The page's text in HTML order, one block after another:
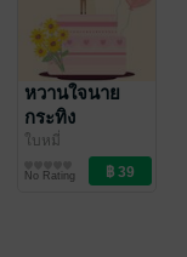
หวานใจนาย
กระทิง
ใบหมี่
นิยายโรมานซ์
No Rating